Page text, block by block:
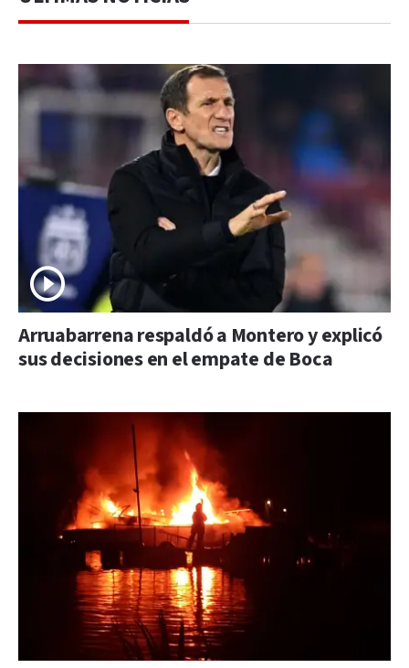
Arruabarrena respaldó a Montero y explicó
sus decisiones en el empate de Boca